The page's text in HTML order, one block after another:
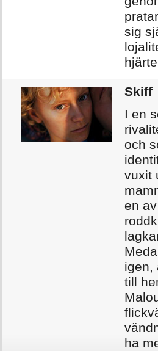
sig
Skiff
I en
och
vuxit
en
igen,
till
ha